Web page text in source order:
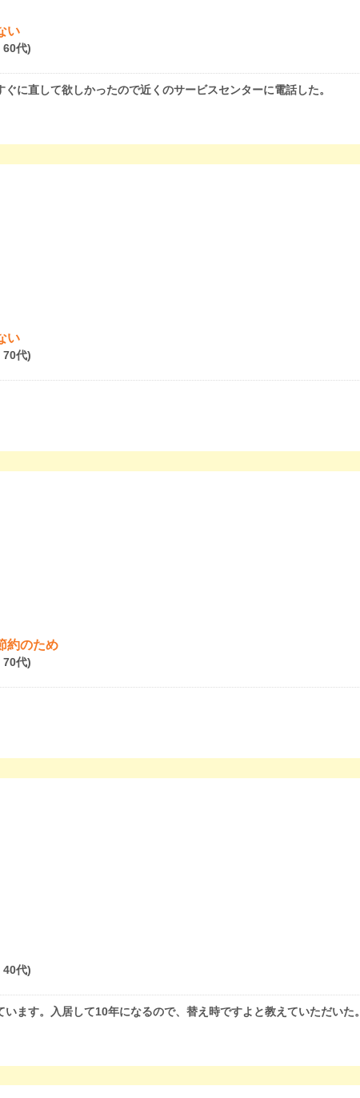
い
60代)
に直して欲しかったので近くのサービスセンターに電話した。
い
70代)
約のため
70代)
40代)
ます。入居して10年になるので、替え時ですよと教えていただいた。